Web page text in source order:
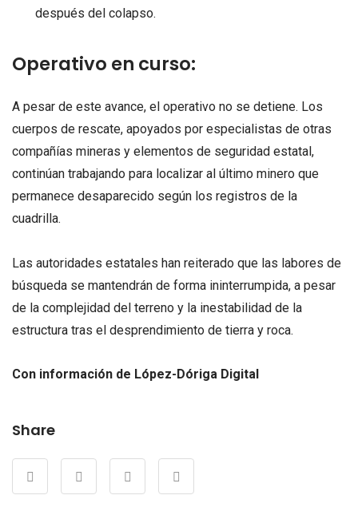
después del colapso.
Operativo en curso:
A pesar de este avance, el operativo no se detiene. Los
cuerpos de rescate, apoyados por especialistas de otras
compañías mineras y elementos de seguridad estatal,
continúan trabajando para localizar al último minero que
permanece desaparecido según los registros de la
cuadrilla.
Las autoridades estatales han reiterado que las labores de
búsqueda se mantendrán de forma ininterrumpida, a pesar
de la complejidad del terreno y la inestabilidad de la
estructura tras el desprendimiento de tierra y roca.
Con información de López-Dóriga Digital
Share